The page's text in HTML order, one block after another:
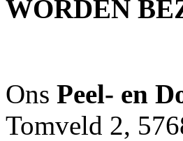
WORDEN
Ons Peel- en
Tomveld 2,